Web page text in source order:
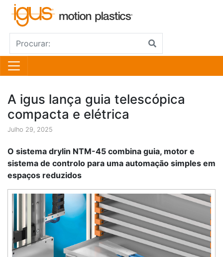
A igus lança guia telescópica
compacta e elétrica
Julho 29, 2025
O sistema drylin NTM-45 combina guia, motor e
sistema de controlo para uma automação simples em
espaços reduzidos